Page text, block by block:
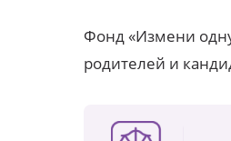
Фонд «Измени
родителей и